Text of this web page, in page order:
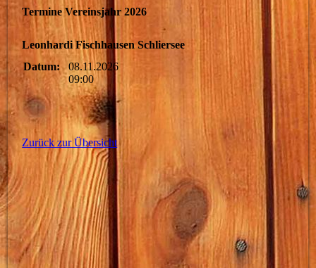
Termine Vereinsjahr 2026
Leonhardi Fischhausen Schliersee
Datum:
08.11.2026
09:00
Zurück zur Übersicht